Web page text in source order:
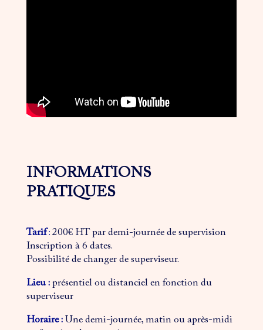
INFORMATIONS
PRATIQUES
Tarif:200€ HT par demi-journée de supervision
Inscription à 6 dates.
Possibilité de changer de superviseur.
Lieu :présentiel ou distanciel en fonction du
superviseur
Horaire :Une demi-journée, matin ou après-midi